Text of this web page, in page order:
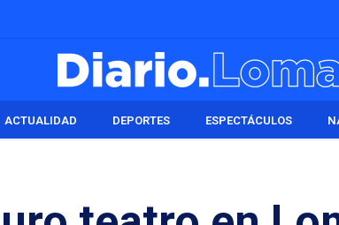
ACTUALIDAD DEPORTES ESPECTÁCULOS